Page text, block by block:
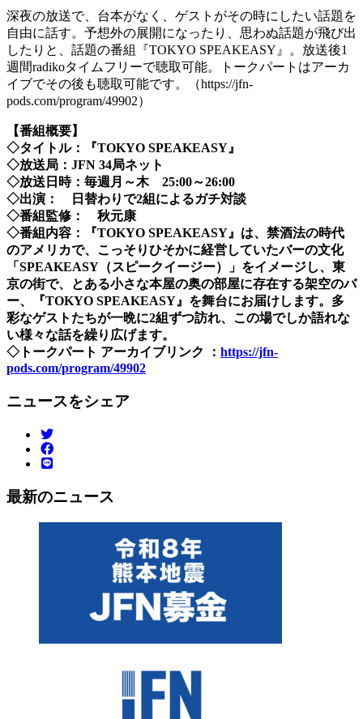
深夜の放送で、台本がなく、ゲストがその時にしたい話題を
自由に話す。予想外の展開になったり、思わぬ話題が飛び出
したりと、話題の番組『TOKYO SPEAKEASY』。放送後1
週間radikoタイムフリーで聴取可能。トークパートはアーカ
イブでその後も聴取可能です。（https://jfn-
pods.com/program/49902）
【番組概要】
◇タイトル：『TOKYO SPEAKEASY』
◇放送局：JFN 34局ネット
◇放送日時：毎週月～木 25:00～26:00
◇出演： 日替わりで2組によるガチ対談
◇番組監修： 秋元康
◇番組内容：『TOKYO SPEAKEASY』は、禁酒法の時代
のアメリカで、こっそりひそかに経営していたバーの文化
「SPEAKEASY（スピークイージー）」をイメージし、東
京の街で、とある小さな本屋の奥の部屋に存在する架空のバ
ー、『TOKYO SPEAKEASY』を舞台にお届けします。多
彩なゲストたちが一晩に2組ずつ訪れ、この場でしか語れな
い様々な話を繰り広げます。
◇トークパート アーカイブリンク ： https://jfn-
pods.com/program/49902
ニュースをシェア
最新のニュース